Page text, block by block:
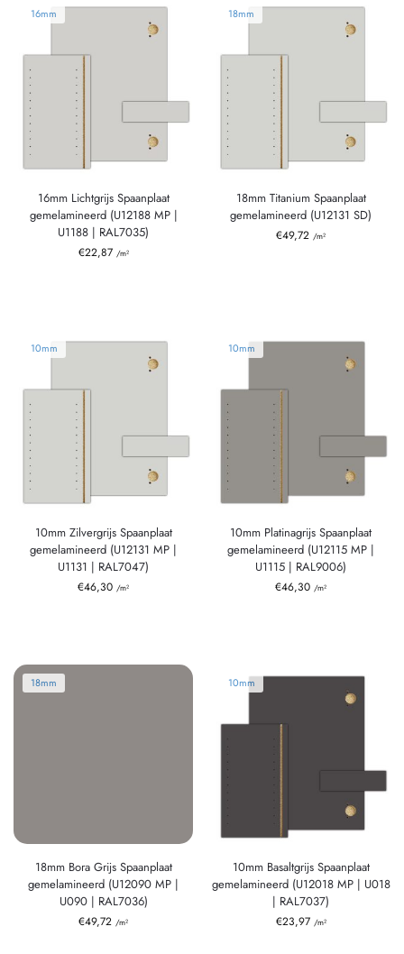
16mm
16mm Lichtgrijs Spaanplaat
gemelamineerd (U12188 MP |
U1188 | RAL7035)
€22,87 /m²
18mm
18mm Titanium Spaanplaat
gemelamineerd (U12131 SD)
€49,72 /m²
10mm
10mm Zilvergrijs Spaanplaat
gemelamineerd (U12131 MP |
U1131 | RAL7047)
€46,30 /m²
10mm
10mm Platinagrijs Spaanplaat
gemelamineerd (U12115 MP |
U1115 | RAL9006)
€46,30 /m²
18mm
18mm Bora Grijs Spaanplaat
gemelamineerd (U12090 MP |
U090 | RAL7036)
€49,72 /m²
10mm
10mm Basaltgrijs Spaanplaat
gemelamineerd (U12018 MP | U018
| RAL7037)
€23,97 /m²